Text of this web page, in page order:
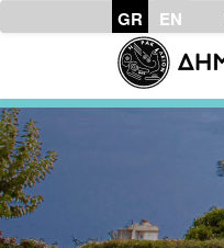
GR EN